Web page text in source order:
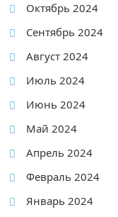
Октябрь 2024
Сентябрь 2024
Август 2024
Июль 2024
Июнь 2024
Май 2024
Апрель 2024
Февраль 2024
Январь 2024